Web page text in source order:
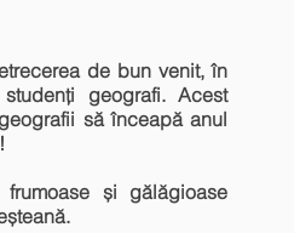
de bun venit, în
geografi. Acest
să înceapă anul
și gălăgioase